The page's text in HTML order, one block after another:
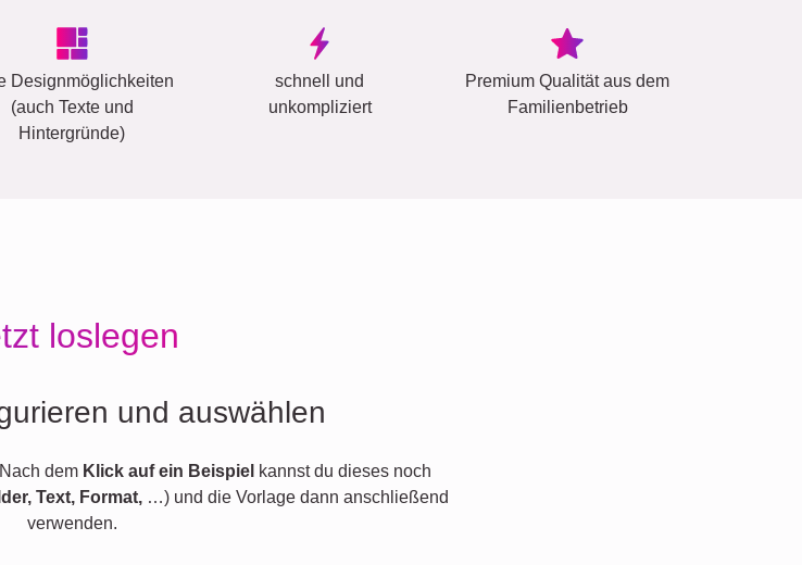
Designmöglichkeiten
(auch Texte und
Hintergründe)
schnell und
unkompliziert
Premium Qualität aus dem
Familienbetrieb
loslegen
und auswählen
dem Klick auf ein Beispiel kannst du dieses noch
Text, Format, …) und die Vorlage dann anschließend
verwenden.